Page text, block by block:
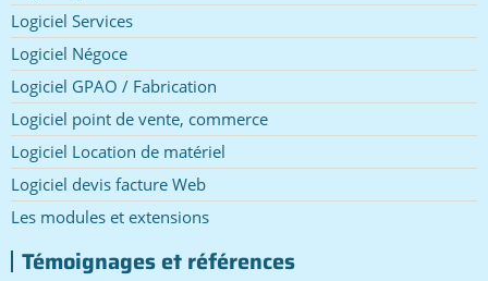
Logiciel Services
Logiciel Négoce
Logiciel GPAO / Fabrication
Logiciel point de vente, commerce
Logiciel Location de matériel
Logiciel devis facture Web
Les modules et extensions
Témoignages et références